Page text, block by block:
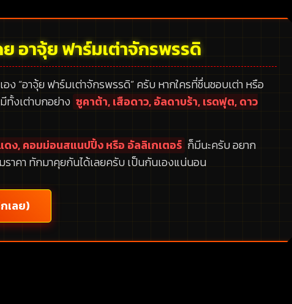
ย อาจุ้ย ฟาร์มเต่าจักรพรรดิ
อง “อาจุ้ย ฟาร์มเต่าจักรพรรดิ”ครับ หากใครที่ชื่นชอบเต่า หรือ
ทั้งเต่าบกอย่าง ซูคาต้า, เสือดาว, อัลดาบร้า, เรดฟุต, ดาว
ดง, คอมม่อนสแนปปิ้ง หรือ อัลลิเกเตอร์ ก็มีนะครับ อยาก
ราคา ทักมาคุยกันได้เลยครับ เป็นกันเองแน่นอน
เลย)